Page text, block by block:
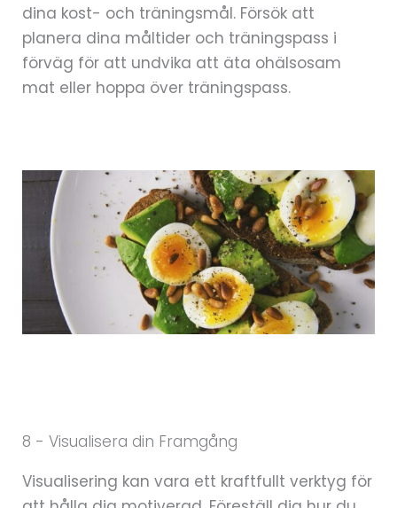
dina kost- och träningsmål. Försök att
planera dina måltider och träningspass i
förväg för att undvika att äta ohälsosam
mat eller hoppa över träningspass.
8 - Visualisera din Framgång
Visualisering kan vara ett kraftfullt verktyg för